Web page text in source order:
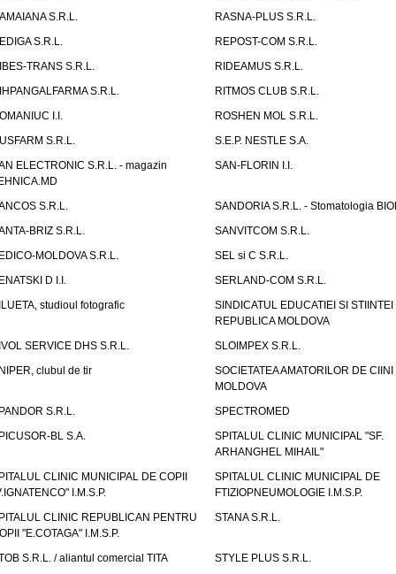
S.R.L.
RASNA-PLUS S.R.L.
S.R.L.
REPOST-COM S.R.L.
TRANS S.R.L.
RIDEAMUS S.R.L.
S.R.L.
RITMOS CLUB S.R.L.
I.I.
ROSHEN MOL S.R.L.
S.R.L.
S.E.P. NESTLE S.A.
ELECTRONIC S.R.L. - magazin
SAN-FLORIN I.I.
S.R.L.
SANDORIA S.R.L. - Stomatologia
BRIZ S.R.L.
SANVITCOM S.R.L.
MOLDOVA S.R.L.
SEL si C S.R.L.
D I.I.
SERLAND-COM S.R.L.
studioul fotografic
SINDICATUL EDUCATIEI SI STIINTEI
REPUBLICA MOLDOVA
SERVICE DHS S.R.L.
SLOIMPEX S.R.L.
clubul de tir
SOCIETATEA AMATORILOR DE CIINI
MOLDOVA
S.R.L.
SPECTROMED
BL S.A.
SPITALUL CLINIC MUNICIPAL "SF.
ARHANGHEL MIHAIL"
CLINIC MUNICIPAL DE COPII
I.M.S.P.
SPITALUL CLINIC MUNICIPAL DE
FTIZIOPNEUMOLOGIE I.M.S.P.
CLINIC REPUBLICAN PENTRU
"E.COTAGA" I.M.S.P.
STANA S.R.L.
S.R.L. / aliantul comercial TITA STYLE PLUS S.R.L.